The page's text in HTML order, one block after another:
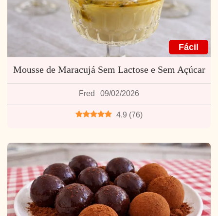
Fácil
Mousse de Maracujá Sem Lactose e Sem Açúcar
Fred 09/02/2026
4.9 (76)